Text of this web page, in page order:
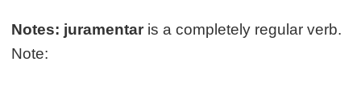
Notes: juramentar is a completely regular verb.
Note: